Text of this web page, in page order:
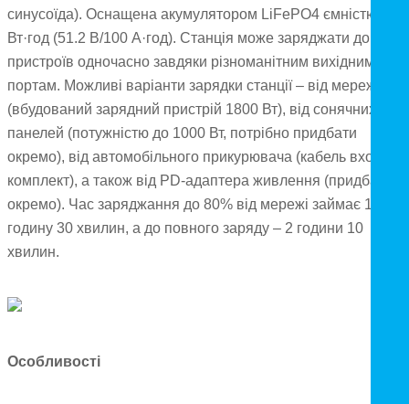
синусоїда). Оснащена акумулятором LiFePO4 ємністю
Вт·год (51.2 В/100 А·год). Станція може заряджати до 15
пристроїв одночасно завдяки різноманітним вихідним
портам. Можливі варіанти зарядки станції – від мережі
(вбудований зарядний пристрій 1800 Вт), від сонячних
панелей (потужністю до 1000 Вт, потрібно придбати
окремо), від автомобільного прикурювача (кабель входить
комплект), а також від PD-адаптера живлення
окремо). Час заряджання до 80% від мережі займає 1
годину 30 хвилин, а до повного заряду – 2 години 10
хвилин.
Особливості